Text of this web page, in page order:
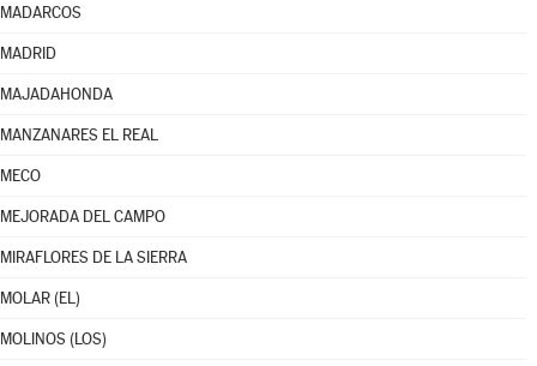
MADARCOS
MADRID
MAJADAHONDA
MANZANARES EL REAL
MECO
MEJORADA DEL CAMPO
MIRAFLORES DE LA SIERRA
MOLAR (EL)
MOLINOS (LOS)